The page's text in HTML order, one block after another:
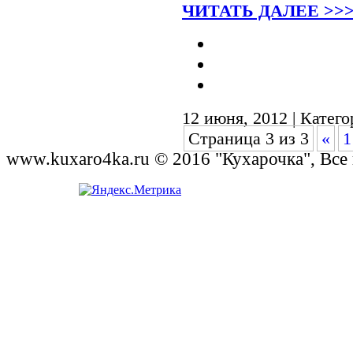
ЧИТАТЬ ДАЛЕЕ
12 июня, 2012 |
Страница 3 из 3
«
1
www.kuxaro4ka.ru © 2016 "Кухарочка",